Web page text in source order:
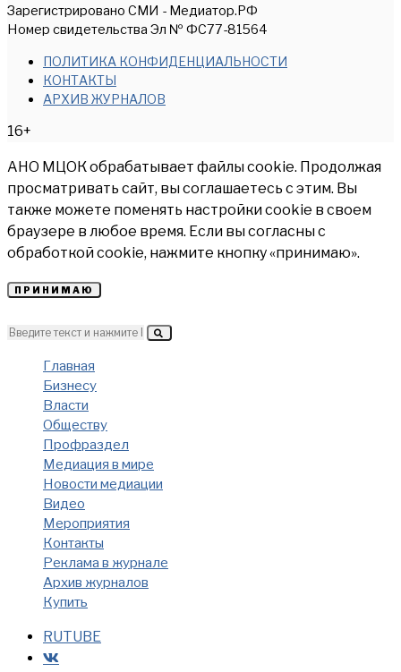
Зарегистрировано СМИ - Медиатор.РФ
Номер свидетельства Эл № ФС77-81564
ПОЛИТИКА КОНФИДЕНЦИАЛЬНОСТИ
КОНТАКТЫ
АРХИВ ЖУРНАЛОВ
16+
АНО МЦОК обрабатывает файлы cookie. Продолжая
просматривать сайт, вы соглашаетесь с этим. Вы
также можете поменять настройки cookie в своем
браузере в любое время. Если вы согласны с
обработкой cookie, нажмите кнопку «принимаю».
ПРИНИМАЮ
Главная
Бизнесу
Власти
Обществу
Профраздел
Медиация в мире
Новости медиации
Видео
Мероприятия
Контакты
Реклама в журнале
Архив журналов
Купить
RUTUBE